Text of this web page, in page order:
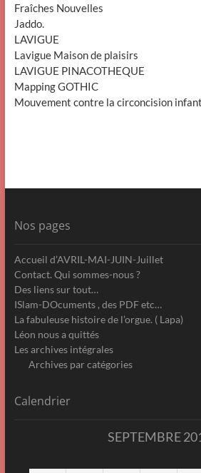
Fraîches Nouvelles
Jaddo.
LAVIGUE
Lavigue Maison de plaisirs
LAVIGUE PINACOTHEQUE
Mapping GOTHIC
Mouvement contre la circoncision
Nos pages
Accueil d’AVRIL-MAI-JUIN-Juillet
Contact. Qui sommes-nous ?
Des liens sur tout…
ISlam-DOcuments , des PDF etc…
La fabuleuse histoire de l’orgue. ( Lapa)
Léon nous a quittés
Les archives intégrales
Archives par catégories
Calendrier
SEPTEMBRE